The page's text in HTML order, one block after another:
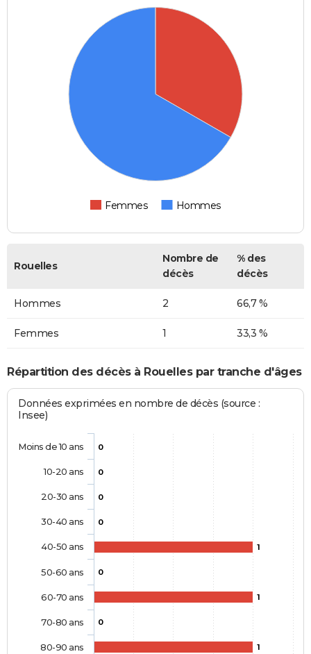
Femmes Hommes
Rouelles
Nombre de
décès
% des
décès
Hommes 2 66,7 %
Femmes 1 33,3 %
Répartition des décès à Rouelles par tranche d'âges
Données exprimées en nombre de décès (source :
Insee)
0
0
0
0
1
0
1
0
1
Moins de 10 ans
10-20 ans
20-30 ans
30-40 ans
40-50 ans
50-60 ans
60-70 ans
70-80 ans
80-90 ans